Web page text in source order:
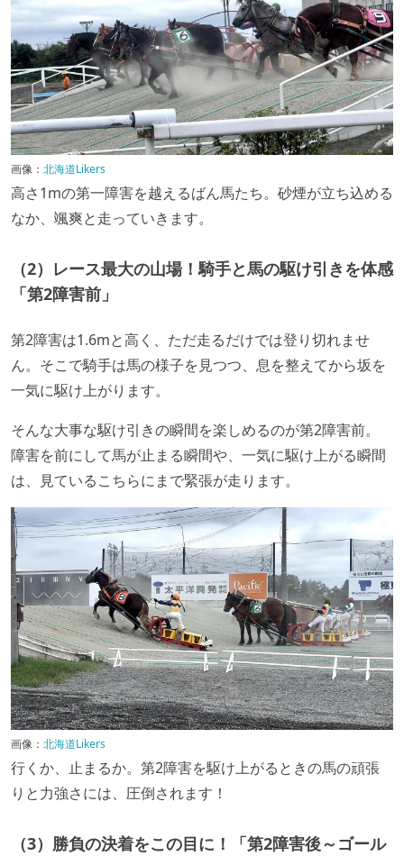
画像： 北海道Likers
高さ1mの第一障害を越えるばん馬たち。砂煙が立ち込める
なか、颯爽と走っていきます。
（2）レース最大の山場！騎手と馬の駆け引きを体感
「第2障害前」
第2障害は1.6mと高く、ただ走るだけでは登り切れませ
ん。そこで騎手は馬の様子を見つつ、息を整えてから坂を
一気に駆け上がります。
そんな大事な駆け引きの瞬間を楽しめるのが第2障害前。
障害を前にして馬が止まる瞬間や、一気に駆け上がる瞬間
は、見ているこちらにまで緊張が走ります。
画像： 北海道Likers
行くか、止まるか。第2障害を駆け上がるときの馬の頑張
りと力強さには、圧倒されます！
（3）勝負の決着をこの目に！「第2障害後～ゴール